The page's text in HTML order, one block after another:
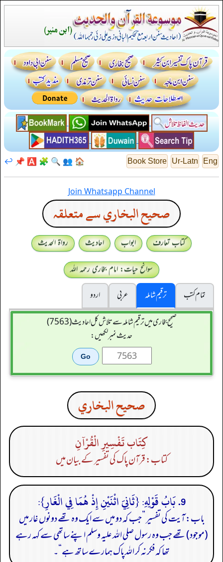
Eng
Ur-Latn
Book Store
🏠
👥
🔍
🧩
🅰️
📌
↩️
Join Whatsapp Channel
صحيح البخاري سے متعلقہ
کتاب تعارف ابواب احادیث
رواۃ الحدیث
سوانح حیات: امام بخاری رحمہ اللہ
تمام کتب
ترقیم شاملہ عربی
اردو
صحیح بخاری میں ترقیم شاملہ سے تلاش کل احادیث (7563)
حدیث نمبر لکھیں:
صحيح البخاري
كِتَاب تَفْسِيرِ الْقُرْآنِ
کتاب: قرآن پاک کی تفسیر کے بیان میں
9. بَابُ قَوْلِهِ: {ثَانِيَ اثْنَيْنِ إِذْ هُمَا فِي الْغَارِ}:
باب: آیت کی تفسیر ”جب کہ دو میں سے ایک وہ تھے دونوں غار میں
(موجود) تھے جب وہ رسول صلی اللہ علیہ وسلم اپنے ساتھی سے کہہ رہے
تھا کہ فکر نہ کر اللہ پاک ہمارے ساتھ ہے“۔